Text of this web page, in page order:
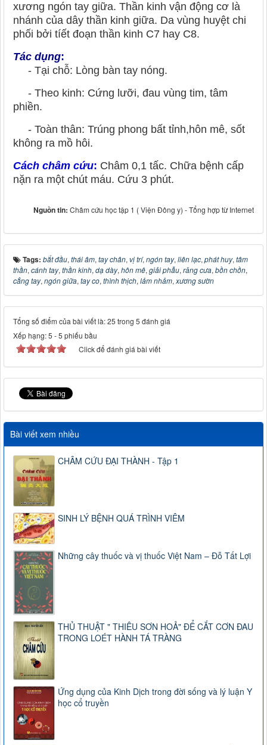
xương ngón tay giữa. Thần kinh vận động cơ là
nhánh của dây thần kinh giữa. Da vùng huyệt chi
phối bởi tíết đoạn thần kinh C7 hay C8.
Tác dụng:
- Tại chỗ: Lòng bàn tay nóng.
- Theo kinh: Cứng lưỡi, đau vùng tim, tâm
phiền.
- Toàn thân: Trúng phong bất tỉnh,hôn mê, sốt
không ra mồ hôi.
Cách châm cứu: Châm 0,1 tấc. Chữa bệnh cấp
nặn ra một chút máu. Cứu 3 phút.
Nguồn tin: Châm cứu học tập 1 ( Viện Đông y) - Tổng hợp từ Internet
Tags: bắt đầu, thái âm, tay chân, vị trí, ngón tay, liên lạc, phát huy, tâm
thần, cánh tay, thần kinh, dạ dày, hôn mê, giải phẫu, răng cưa, bồn chồn,
cẳng tay, ngón giữa, tay co, thình thịch, lảm nhảm, xương sườn
Tổng số điểm của bài viết là: 25 trong 5 đánh giá
Xếp hạng:5 -5 phiếu bầu
Click để đánh giá bài viết
Bài viết xem nhiều
CHÂM CỨU ĐẠI THÀNH - Tập 1
SINH LÝ BỆNH QUÁ TRÌNH VIÊM
Những cây thuốc và vị thuốc Việt Nam – Đỗ Tất Lợi
THỦ THUẬT " THIÊU SƠN HOẢ" ĐỂ CẮT CƠN ĐAU
TRONG LOÉT HÀNH TÁ TRÀNG
Ứng dụng của Kinh Dịch trong đời sống và lý luận Y
học cổ truyền